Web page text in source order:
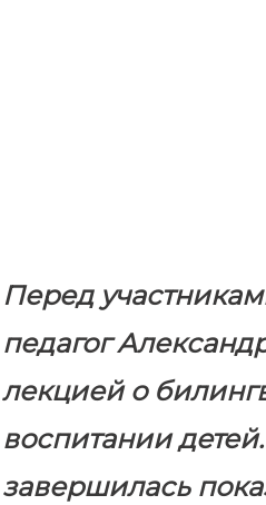
Перед
педагог
лекцией о
воспитании
завершилась